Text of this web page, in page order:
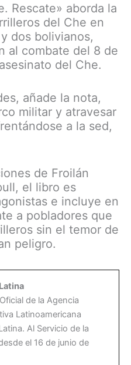
Rescate» aborda la
del Che en
dos bolivianos,
al combate del 8 de
del Che.
añade la nota,
militar y atravesar
a la sed,
de Froilán
el libro es
e incluye en
a pobladores que
sin el temor de
peligro.
de la Agencia
Latinoamericana
Al Servicio de la
el 16 de junio de